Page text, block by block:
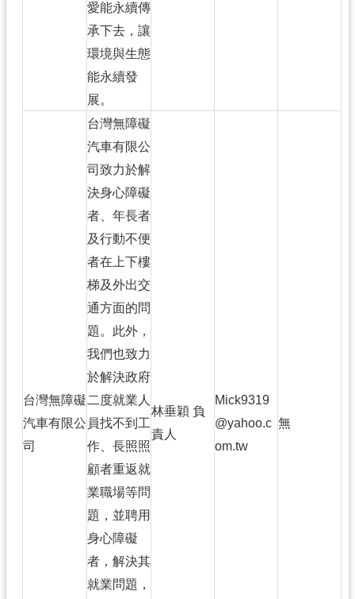
愛能永續傳
承下去，讓
環境與生態
能永續發
展。
台灣無障礙
汽車有限公
司
台灣無障礙
汽車有限公
司致力於解
決身心障礙
者、年長者
及行動不便
者在上下樓
梯及外出交
通方面的問
題。此外，
我們也致力
於解決政府
二度就業人
員找不到工
作、長照照
顧者重返就
業職場等問
題，並聘用
身心障礙
者，解決其
就業問題，
林垂穎 負
責人
Mick9319
@yahoo.c
om.tw
無